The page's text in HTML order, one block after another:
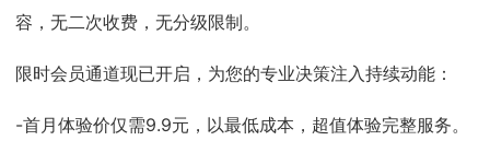
容，无二次收费，无分级限制。
限时会员通道现已开启，为您的专业决策注入持续动能：
-首月体验价仅需9.9元，以最低成本，超值体验完整服务。